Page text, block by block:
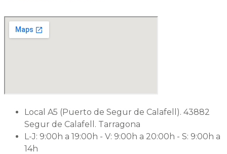
Local A5 (Puerto de Segur de Calafell). 43882
Segur de Calafell. Tarragona
L-J: 9:00h a 19:00h - V: 9:00h a 20:00h - S: 9:00h a
14h